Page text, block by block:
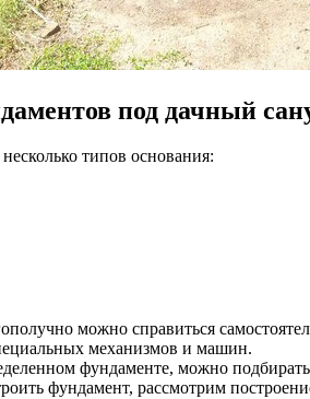
под дачный
типов основания:
можно справиться
механизмов и машин.
фундаменте, можно
фундамент, рассмотрим